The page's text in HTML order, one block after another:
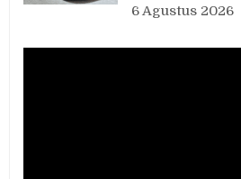
6 Agustus 2026